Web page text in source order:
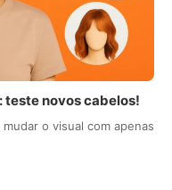
teste novos cabelos!
o visual com apenas